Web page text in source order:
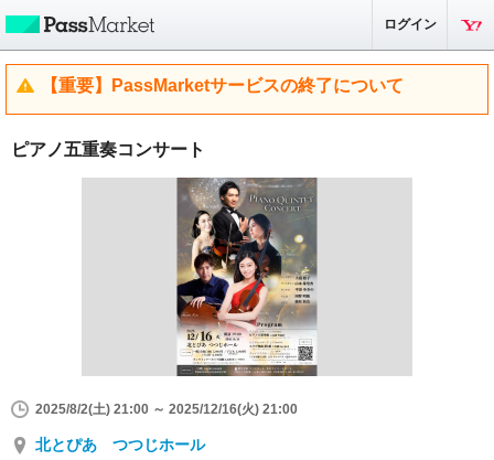
ログイン
【重要】PassMarketサービスの終了について
ピアノ五重奏コンサート
2025/8/2(土) 21:00 ～ 2025/12/16(火) 21:00
北とぴあ つつじホール